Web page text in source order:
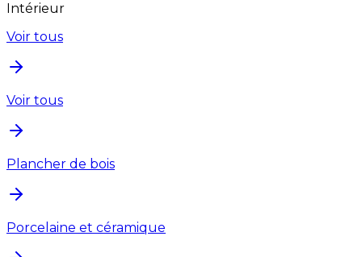
Intérieur
Voir tous
Voir tous
Plancher de bois
Porcelaine et céramique